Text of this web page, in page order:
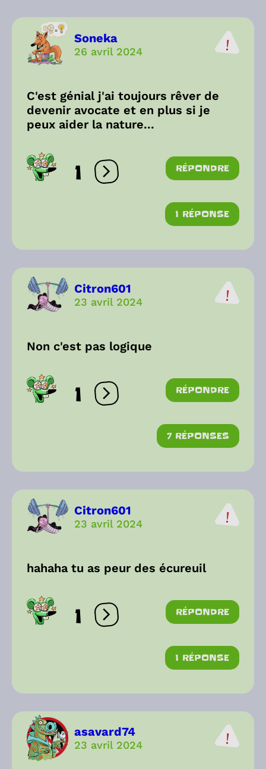
Soneka
26 avril 2024
C'est génial j'ai toujours rêver de
devenir avocate et en plus si je
peux aider la nature...
1 Ouvrir les réactions
RÉPONDRE
1 RÉPONSE
Citron601
23 avril 2024
Non c'est pas logique
1 Ouvrir les réactions
RÉPONDRE
7 RÉPONSES
Citron601
23 avril 2024
hahaha tu as peur des écureuil
1 Ouvrir les réactions
RÉPONDRE
1 RÉPONSE
asavard74
23 avril 2024